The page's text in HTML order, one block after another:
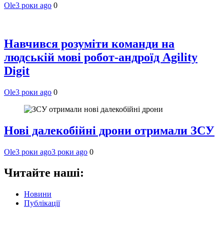
Ole3 роки ago 0
Навчився розуміти команди на
людській мові робот-андроїд Agility
Digit
Ole3 роки ago 0
Нові далекобійні дрони отримали ЗСУ
Ole3 роки ago3 роки ago 0
Читайте наші:
Новини
Публікації